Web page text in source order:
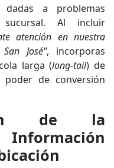
dadas a problemas
Al incluir
atención en nuestra
José", incorporas
larga (long-tail) de
de conversión
de la